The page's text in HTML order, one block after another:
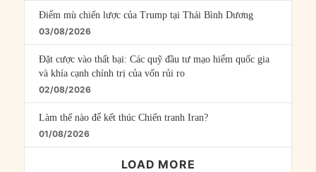
Điểm mù chiến lược của Trump tại Thái Bình Dương
03/08/2026
Đặt cược vào thất bại: Các quỹ đầu tư mạo hiểm quốc gia
và khía cạnh chính trị của vốn rủi ro
02/08/2026
Làm thế nào để kết thúc Chiến tranh Iran?
01/08/2026
LOAD MORE